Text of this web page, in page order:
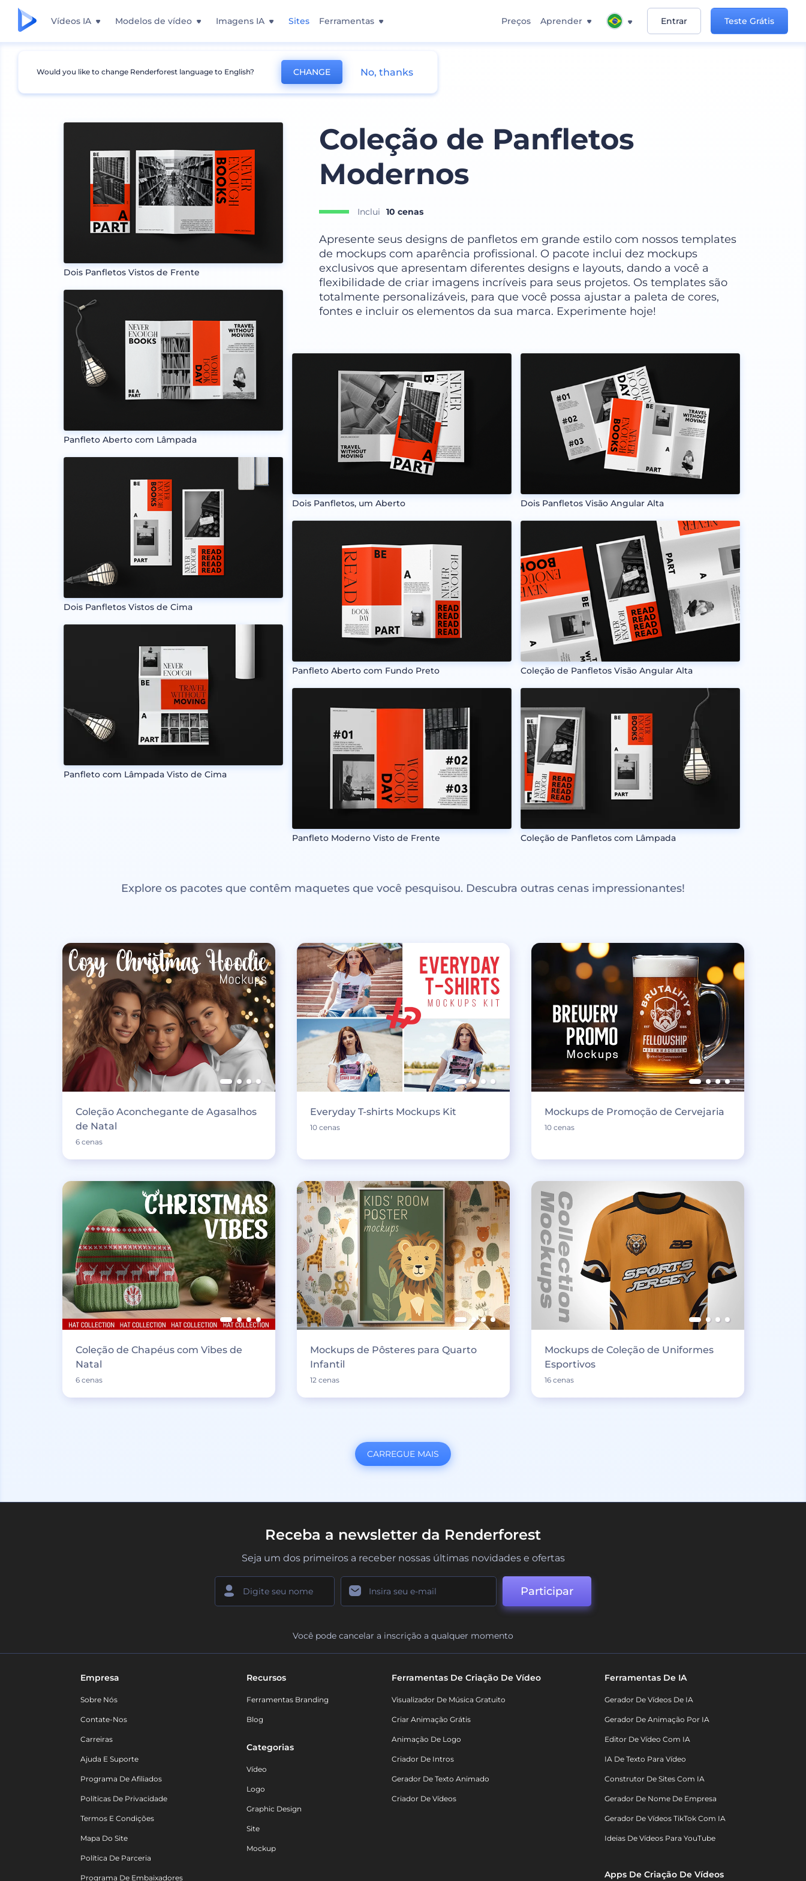
Vídeos IA Modelos de vídeo Imagens IA Sites Ferramentas Preços Aprender Entrar Teste Grátis
Mockups Impressão Mockup de Panfleto
Dois Panfletos Vistos de Frente
Panfleto Aberto com Lâmpada
Dois Panfletos Vistos de Cima
Panfleto com Lâmpada Visto de Cima
Coleção de Panfletos
Modernos
Inclui 10 cenas
Apresente seus designs de panfletos em grande estilo com nossos templates
de mockups com aparência profissional. O pacote inclui dez mockups
exclusivos que apresentam diferentes designs e layouts, dando a você a
flexibilidade de criar imagens incríveis para seus projetos. Os templates são
totalmente personalizáveis, para que você possa ajustar a paleta de cores,
fontes e incluir os elementos da sua marca. Experimente hoje!
Dois Panfletos, um Aberto
Panfleto Aberto com Fundo Preto
Panfleto Moderno Visto de Frente
Dois Panfletos Visão Angular Alta
Coleção de Panfletos Visão Angular Alta
Coleção de Panfletos com Lâmpada
Explore os pacotes que contêm maquetes que você pesquisou. Descubra outras cenas impressionantes!
Coleção Aconchegante de Agasalhos
de Natal
6 cenas
Everyday T-shirts Mockups Kit
10 cenas
Mockups de Promoção de Cervejaria
10 cenas
Coleção de Chapéus com Vibes de
Natal
6 cenas
Mockups de Pôsteres para Quarto
Infantil
12 cenas
Mockups de Coleção de Uniformes
Esportivos
16 cenas
CARREGUE MAIS
Receba a newsletter da Renderforest
Seja um dos primeiros a receber nossas últimas novidades e ofertas
Participar
Você pode cancelar a inscrição a qualquer momento
Empresa
Sobre Nós
Contate-Nos
Carreiras
Ajuda E Suporte
Programa De Afiliados
Políticas De Privacidade
Termos E Condições
Mapa Do Site
Política De Parceria
Programa De Embaixadores
Recursos
Ferramentas Branding
Blog
Categorias
Vídeo
Logo
Graphic Design
Site
Mockup
Ferramentas De Criação De Vídeo
Visualizador De Música Gratuito
Criar Animação Grátis
Animação De Logo
Criador De Intros
Gerador De Texto Animado
Criador De Vídeos
Ferramentas De IA
Gerador De Vídeos De IA
Gerador De Animação Por IA
Editor De Vídeo Com IA
IA De Texto Para Vídeo
Construtor De Sites Com IA
Gerador De Nome De Empresa
Gerador De Vídeos TikTok Com IA
Ideias De Vídeos Para YouTube
Apps De Criação De Vídeos
Would you like to change Renderforest language to English? CHANGE No, thanks